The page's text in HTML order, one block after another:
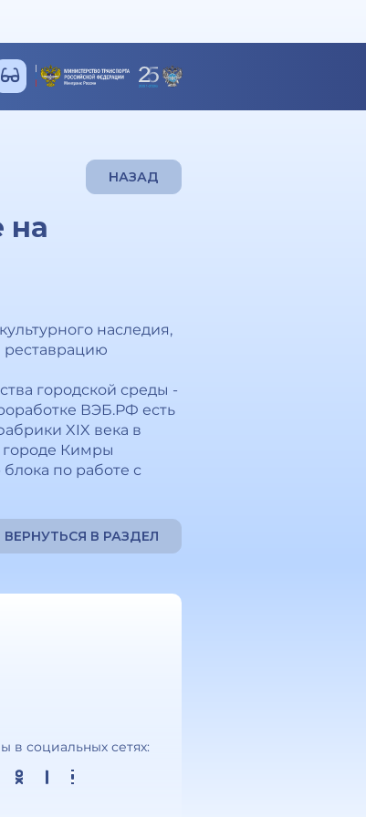
НАЗАД
на
наследия,
реставрацию
городской среды -
ВЭБ.РФ есть
XIX века в
городе Кимры
по работе с
ВЕРНУТЬСЯ В РАЗДЕЛ
в социальных сетях: